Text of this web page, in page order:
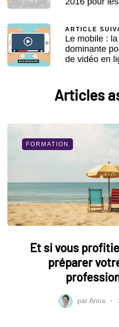
ARTICLE
Le mobile :
dominante
de vidéo en
Articles
FORMATION
Et si vous
préparer
parAnna